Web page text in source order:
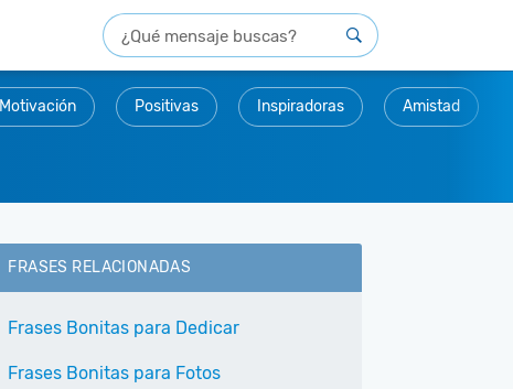
Motivación Positivas Inspiradoras Amistad
FRASES RELACIONADAS
Frases Bonitas para Dedicar
Frases Bonitas para Fotos